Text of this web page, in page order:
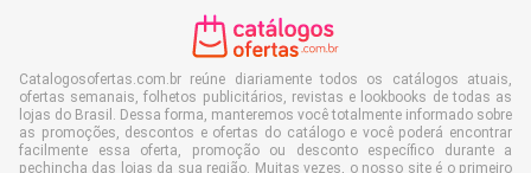
Catalogosofertas.com.br reúne diariamente todos os catálogos atuais,
ofertas semanais, folhetos publicitários, revistas e lookbooks de todas as
lojas do Brasil. Dessa forma, manteremos você totalmente informado sobre
as promoções, descontos e ofertas do catálogo e você poderá encontrar
facilmente essa oferta, promoção ou desconto específico durante a
pechincha das lojas da sua região. Muitas vezes, o nosso site é o primeiro